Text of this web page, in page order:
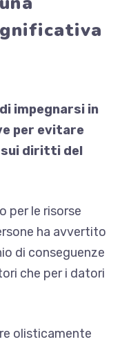
impegnarsi in
per evitare
sui diritti del
per le risorse
ha avvertito
di conseguenze
che per i datori
olisticamente